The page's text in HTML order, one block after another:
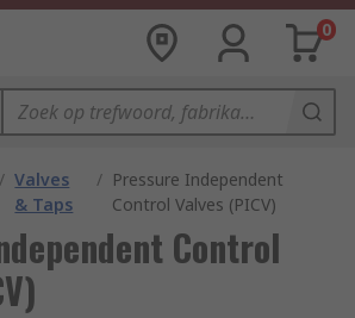
0
/ Valves
& Taps
/ Pressure Independent
Control Valves (PICV)
Control